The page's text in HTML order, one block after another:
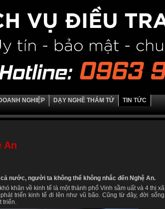
NGHIỆP DẠY NGHỀ THÁM TỬ
TIN TỨC
An
nước, người ta không thể không nhắc đến Nghệ An.
khăn về kinh tế là một thành phố Vinh sầm uất và 4 thị xã
triển kinh tế đi lên như vũ bão. Cũng từ đây, đời sống
triển.